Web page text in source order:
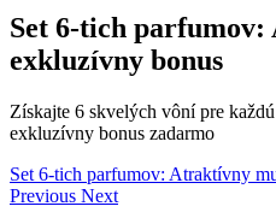
Set 6-tich
exkluzívny bonus
Získajte 6 skvelých vôní pre
exkluzívny bonus zadarmo
Set 6-tich parfumov: Atraktívny
Previous Next